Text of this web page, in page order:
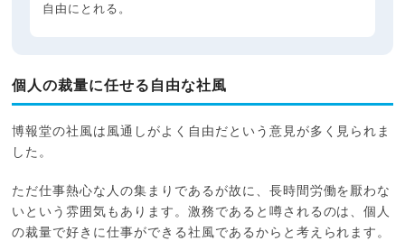
自由にとれる。
個人の裁量に任せる自由な社風
博報堂の社風は風通しがよく自由だという意見が多く見られま
した。
ただ仕事熱心な人の集まりであるが故に、長時間労働を厭わな
いという雰囲気もあります。激務であると噂されるのは、個人
の裁量で好きに仕事ができる社風であるからと考えられます。